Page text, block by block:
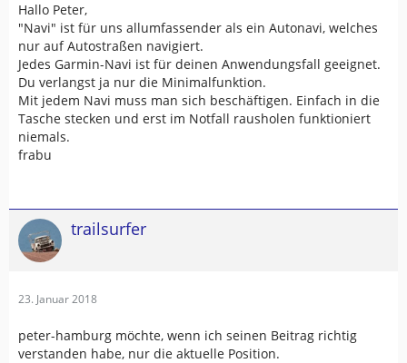
Hallo Peter,
"Navi" ist für uns allumfassender als ein Autonavi, welches
nur auf Autostraßen navigiert.
Jedes Garmin-Navi ist für deinen Anwendungsfall geeignet.
Du verlangst ja nur die Minimalfunktion.
Mit jedem Navi muss man sich beschäftigen. Einfach in die
Tasche stecken und erst im Notfall rausholen funktioniert
niemals.
frabu
trailsurfer
23. Januar 2018
peter-hamburg möchte, wenn ich seinen Beitrag richtig
verstanden habe, nur die aktuelle Position.